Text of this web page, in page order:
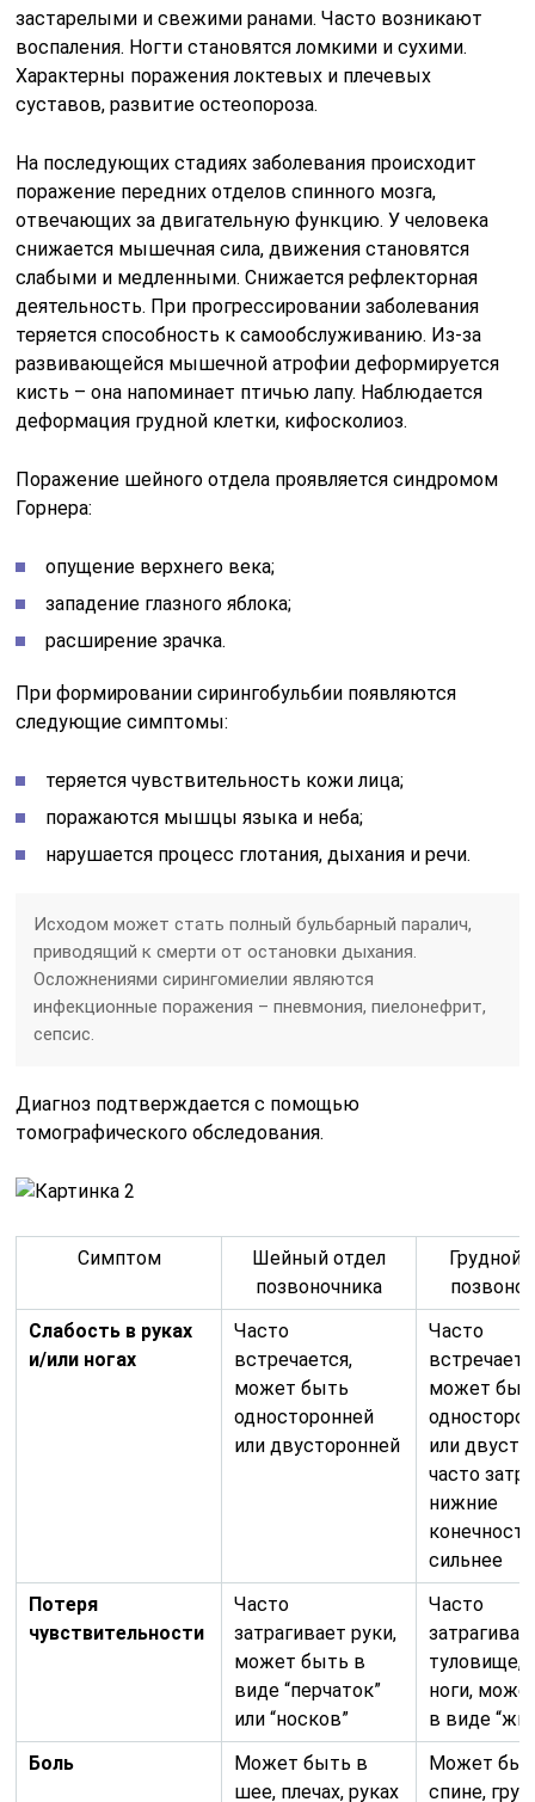
застарелыми и свежими ранами. Часто возникают
воспаления. Ногти становятся ломкими и сухими.
Характерны поражения локтевых и плечевых
суставов, развитие остеопороза.
На последующих стадиях заболевания происходит
поражение передних отделов спинного мозга,
отвечающих за двигательную функцию. У человека
снижается мышечная сила, движения становятся
слабыми и медленными. Снижается рефлекторная
деятельность. При прогрессировании заболевания
теряется способность к самообслуживанию. Из-за
развивающейся мышечной атрофии деформируется
кисть – она напоминает птичью лапу. Наблюдается
деформация грудной клетки, кифосколиоз.
Поражение шейного отдела проявляется синдромом
Горнера:
опущение верхнего века;
западение глазного яблока;
расширение зрачка.
При формировании сирингобульбии появляются
следующие симптомы:
теряется чувствительность кожи лица;
поражаются мышцы языка и неба;
нарушается процесс глотания, дыхания и речи.
Исходом может стать полный бульбарный паралич,
приводящий к смерти от остановки дыхания.
Осложнениями сирингомиелии являются
инфекционные поражения – пневмония, пиелонефрит,
сепсис.
Диагноз подтверждается с помощью
томографического обследования.
Симптом
Шейный отдел
позвоночника
Грудной
Слабость в руках
и/или ногах
Часто
встречается,
может быть
односторонней
или двусторонней
Часто
может
или
часто
нижние
конечности
сильнее
Потеря
чувствительности
Часто
затрагивает руки,
может быть в
виде “перчаток”
или “носков”
Часто
туловище,
ноги,
в виде
Боль
Может быть в
шее, плечах, руках
Может
спине,